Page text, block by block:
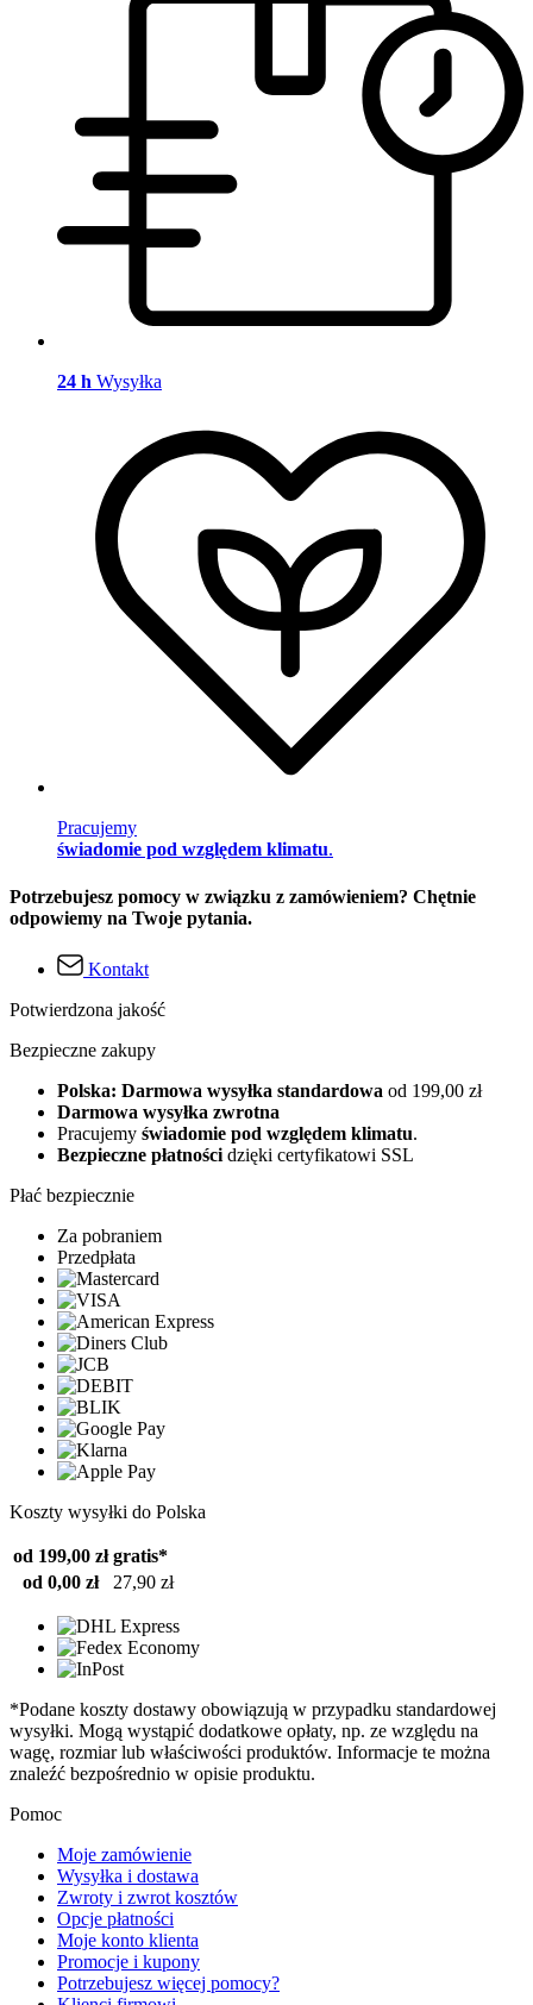
24 h Wysyłka
Pracujemy
świadomie pod względem klimatu.
Potrzebujesz pomocy w związku z zamówieniem? Chętnie
odpowiemy na Twoje pytania.
Kontakt
Potwierdzona jakość
Bezpieczne zakupy
Polska: Darmowa wysyłka standardowa od 199,00 zł
Darmowa wysyłka zwrotna
Pracujemy świadomie pod względem klimatu.
Bezpieczne płatności dzięki certyfikatowi SSL
Płać bezpiecznie
Za pobraniem
Przedpłata
Koszty wysyłki do Polska
od 199,00 zł gratis*
od 0,00 zł
27,90 zł
*Podane koszty dostawy obowiązują w przypadku standardowej
wysyłki. Mogą wystąpić dodatkowe opłaty, np. ze względu na
wagę, rozmiar lub właściwości produktów. Informacje te można
znaleźć bezpośrednio w opisie produktu.
Pomoc
Moje zamówienie
Wysyłka i dostawa
Zwroty i zwrot kosztów
Opcje płatności
Moje konto klienta
Promocje i kupony
Potrzebujesz więcej pomocy?